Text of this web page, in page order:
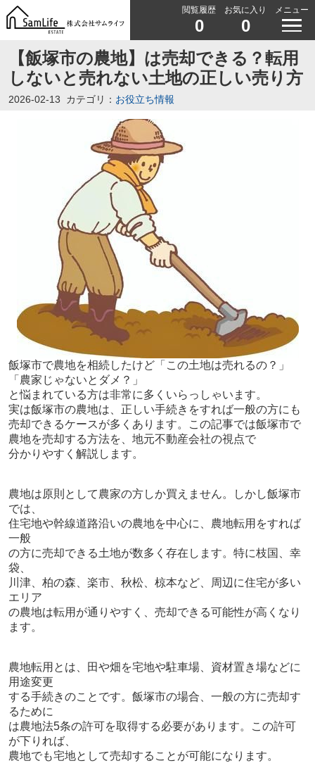
閲覧履歴
0
お気に入り
0
メニュー
【飯塚市の農地】は売却できる？転用
しないと売れない土地の正しい売り方
2026-02-13 カテゴリ： お役立ち情報
飯塚市で農地を相続したけど「この土地は売れるの？」
「農家じゃないとダメ？」
と悩まれている方は非常に多くいらっしゃいます。
実は飯塚市の農地は、正しい手続きをすれば一般の方にも
売却できるケースが多く あります。この記事では飯塚市で
農地を売却する方法を、地元不動産会社の視点で
分かりやすく解説します。
農地は原則として農家の方しか買えません。しかし飯塚市
では、
住宅地や幹線道路沿いの農地を中心に、農地転用をすれば
一般
の方に売却できる土地が数多く存在します。特に枝国、幸
袋、
川津、柏の森、楽市、秋松、椋本など、周辺に住宅が多い
エリア
の農地は転用が通りやすく、売却できる可能性が高くなり
ます。
農地転用とは、田や畑を宅地や駐車場、資材置き場などに
用途変更
する手続きのことです。飯塚市の場合、一般の方に売却す
るために
は農地法5条の許可を取得する必要があります。この許可
が下りれば、
農地でも宅地として売却することが可能になります。